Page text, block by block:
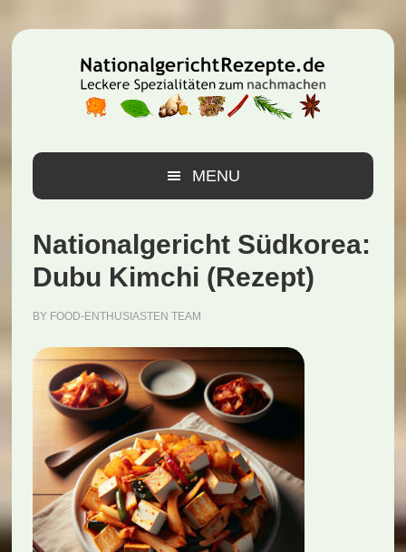
Hauptnavigation
Inhalt
Seitenspalte
MENU
Nationalgericht Südkorea:
Dubu Kimchi (Rezept)
BY FOOD-ENTHUSIASTEN TEAM